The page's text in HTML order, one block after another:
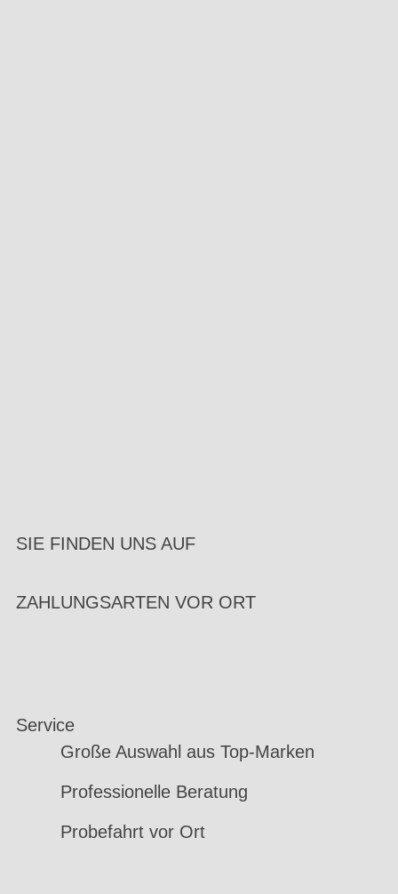
SIE FINDEN UNS AUF
ZAHLUNGSARTEN VOR ORT
Service
Große Auswahl aus Top-Marken
Professionelle Beratung
Probefahrt vor Ort